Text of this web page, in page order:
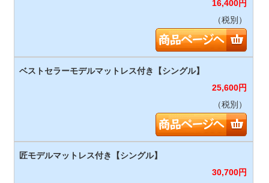
16,400円
（税別）
25,600円
（税別）
30,700円